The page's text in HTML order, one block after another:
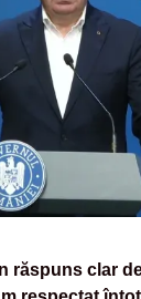
răspuns clar